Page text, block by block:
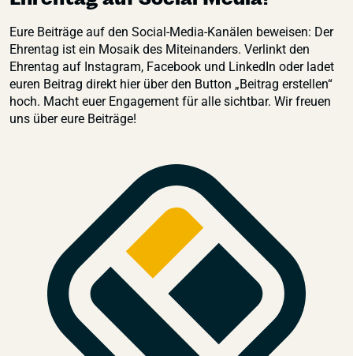
Eure Beiträge auf den Social-Media-Kanälen beweisen: Der
Ehrentag ist ein Mosaik des Miteinanders. Verlinkt den
Ehrentag auf Instagram, Facebook und LinkedIn oder ladet
euren Beitrag direkt hier über den Button „Beitrag erstellen“
hoch. Macht euer Engagement für alle sichtbar. Wir freuen
uns über eure Beiträge!